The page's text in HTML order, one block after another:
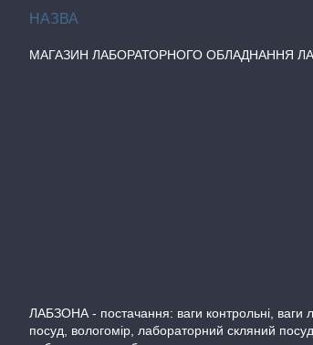
МАГАЗИН ЛАБОРАТОРНОГО ОБЛАДНАННЯ
ЛАБЗОНА - постачання: ваги контрольні, ваги
посуд, вологомір, лабораторний скляний